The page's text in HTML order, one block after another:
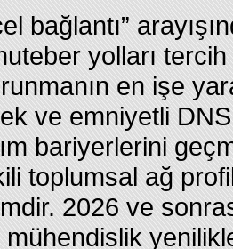
bağlantı”
yolları tercih
en işe
ve emniyetli
bariyerlerini
toplumsal ağ
2026 ve
mühendislik